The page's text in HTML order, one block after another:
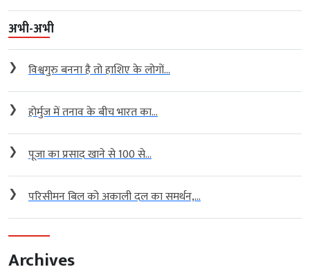
अभी-अभी
❯ विश्वगुरु बनना है तो हाशिए के लोगों...
❯ होर्मुज में तनाव के बीच भारत का...
❯ पूजा का प्रसाद खाने से 100 से...
❯ परिसीमन बिल को अकाली दल का समर्थन,...
Archives